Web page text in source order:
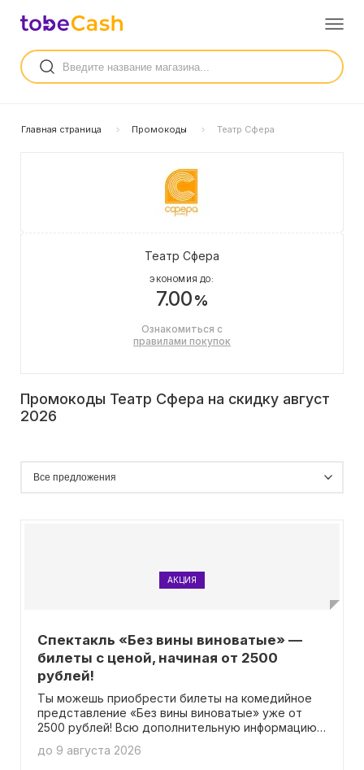
Главная страница Промокоды Театр Сфера
Театр Сфера
ЭКОНОМИЯ ДО:
7.00%
Ознакомиться с
правилами покупок
Промокоды Театр Сфера на скидку август
2026
АКЦИЯ
Спектакль «Без вины виноватые» —
билеты с ценой, начиная от 2500
рублей!
Ты можешь приобрести билеты на комедийное
представление «Без вины виноватые» уже от
2500 рублей! Всю дополнительную информацию
театра. Важно отметить, что для получения
до 9 августа 2026